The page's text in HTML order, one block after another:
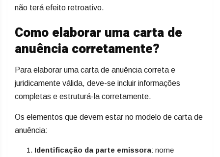
não terá efeito retroativo.
Como elaborar uma carta de
anuência corretamente?
Para elaborar uma carta de anuência correta e
juridicamente válida, deve-se incluir informações
completas e estruturá-la corretamente.
Os elementos que devem estar no modelo de carta de
anuência:
Identificação da parte emissora: nome